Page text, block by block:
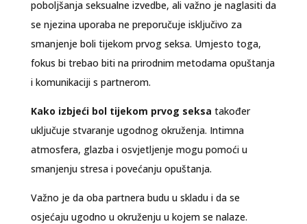
poboljšanja seksualne izvedbe, ali važno je naglasiti da
se njezina uporaba ne preporučuje isključivo za
smanjenje boli tijekom prvog seksa. Umjesto toga,
fokus bi trebao biti na prirodnim metodama opuštanja
i komunikaciji s partnerom.
Kako izbjeći bol tijekom prvog seksa također
uključuje stvaranje ugodnog okruženja. Intimna
atmosfera, glazba i osvjetljenje mogu pomoći u
smanjenju stresa i povećanju opuštanja.
Važno je da oba partnera budu u skladu i da se
osjećaju ugodno u okruženju u kojem se nalaze.